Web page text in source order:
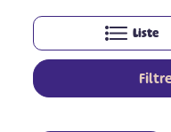
Liste